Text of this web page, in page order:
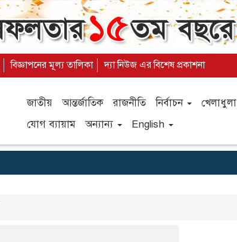
বিজ্ঞাপনের মূল্য তালিকা দ্যা নিউজ এর বিশেষ প্রকাশনা
জাতীয় আন্তর্জাতিক রাজনীতি নির্বাচন খেলাধুলা
যোগ ব্যায়াম
অন্যান্য English